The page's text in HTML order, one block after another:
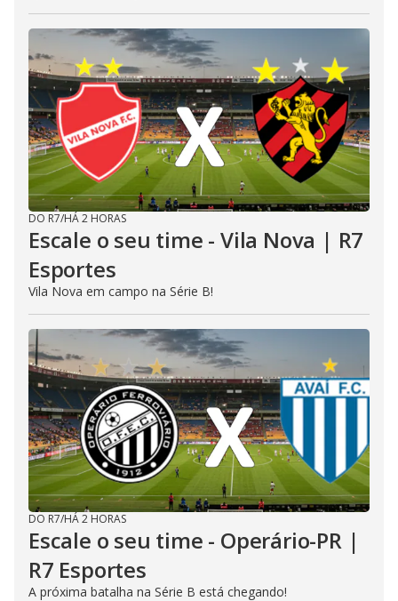
DO R7/HÁ 2 HORAS
Escale o seu time - Vila Nova | R7
Esportes
Vila Nova em campo na Série B!
DO R7/HÁ 2 HORAS
Escale o seu time - Operário-PR |
R7 Esportes
A próxima batalha na Série B está chegando!